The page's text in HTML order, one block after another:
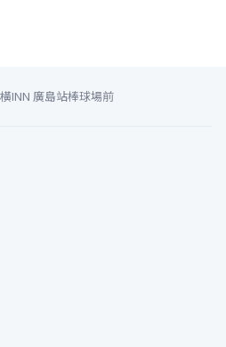
INN 廣島站棒球場前